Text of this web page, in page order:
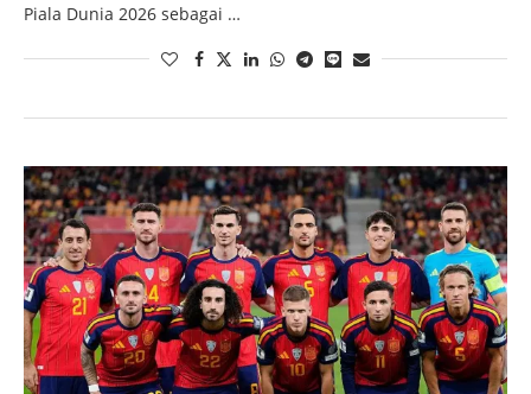
Piala Dunia 2026 sebagai …